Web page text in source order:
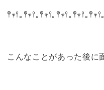
𖤣𖥧𖥣｡𖤣𖥧𖥣｡‪𖤣𖥧𖥣｡𖤣𖥧𖥣｡‪𖤣𖥧𖥣｡𖤣𖥧𖥣｡‪
こんなことがあった後に